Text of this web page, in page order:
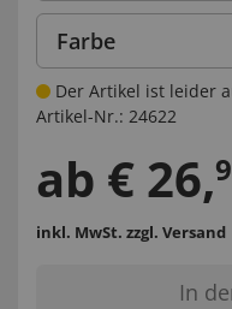
Farbe
Der Artikel ist leider
Artikel-Nr.: 24622
ab € 26,
inkl. MwSt. zzgl. Versand
In